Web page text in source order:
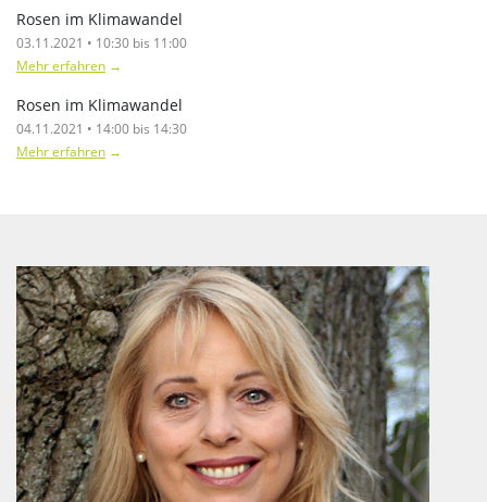
Rosen im Klimawandel
03.11.2021 • 10:30 bis 11:00
Mehr erfahren →
Rosen im Klimawandel
04.11.2021 • 14:00 bis 14:30
Mehr erfahren →